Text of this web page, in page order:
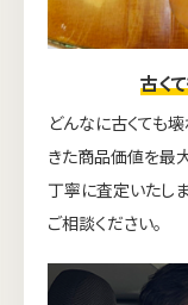
古く
どんなに古くても
きた商品価値を最
丁寧に査定いたし
ご相談ください。